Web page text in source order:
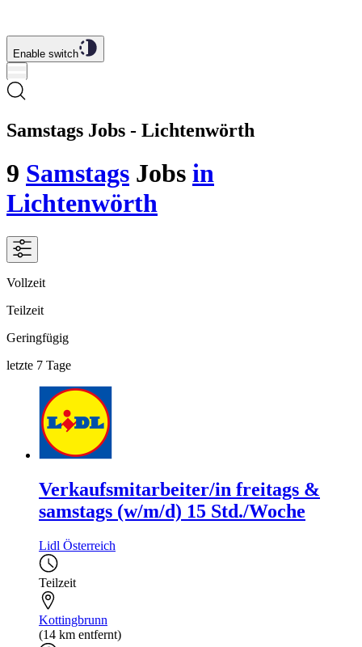
Enable switch
Samstags Jobs - Lichtenwörth
9 Samstags Jobs in
Lichtenwörth
Vollzeit
Teilzeit
Geringfügig
letzte 7 Tage
Verkaufsmitarbeiter/in freitags &
samstags (w/m/d) 15 Std./Woche
Lidl Österreich
Teilzeit
Kottingbrunn
(14 km entfernt)